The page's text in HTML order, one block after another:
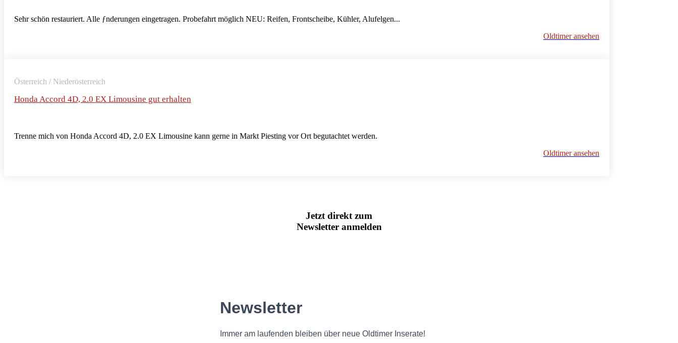
Sehr schön restauriert. Alle ƒnderungen eingetragen. Probefahrt möglich NEU: Reifen, Frontscheibe, Kühler, Alufelgen...
Oldtimer ansehen
Österreich / Niederösterreich
Honda Accord 4D, 2.0 EX Limousine gut erhalten
Trenne mich von Honda Accord 4D, 2.0 EX Limousine kann gerne in Markt Piesting vor Ort begutachtet werden.
Oldtimer ansehen
Jetzt direkt zum
Newsletter anmelden